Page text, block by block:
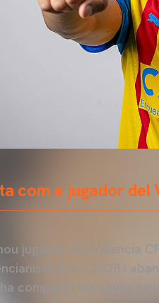
com a jugador del
jugador del Valencia
fins a 2028 i
ha compartit les seues